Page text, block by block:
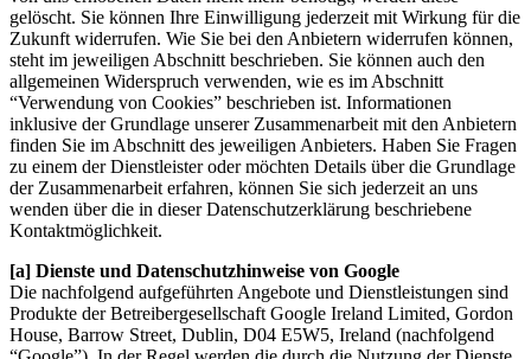
gelöscht. Sie können Ihre Einwilligung jederzeit mit Wirkung für die
Zukunft widerrufen. Wie Sie bei den Anbietern widerrufen können,
steht im jeweiligen Abschnitt beschrieben. Sie können auch den
allgemeinen Widerspruch verwenden, wie es im Abschnitt
“Verwendung von Cookies” beschrieben ist. Informationen
inklusive der Grundlage unserer Zusammenarbeit mit den Anbietern
finden Sie im Abschnitt des jeweiligen Anbieters. Haben Sie Fragen
zu einem der Dienstleister oder möchten Details über die Grundlage
der Zusammenarbeit erfahren, können Sie sich jederzeit an uns
wenden über die in dieser Datenschutzerklärung beschriebene
Kontaktmöglichkeit.
[a] Dienste und Datenschutzhinweise von Google
Die nachfolgend aufgeführten Angebote und Dienstleistungen sind
Produkte der Betreibergesellschaft Google Ireland Limited, Gordon
House, Barrow Street, Dublin, D04 E5W5, Ireland (nachfolgend